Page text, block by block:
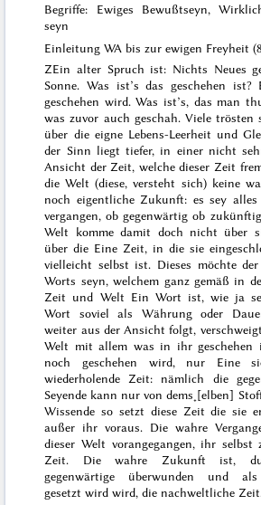
Begriffe: Ewiges Bewußtseyn,
seyn
Einleitung WA bis zur ewigen Freyheit
ZEin alter Spruch ist: Nichts Neues
Sonne. Was ist’s das geschehen ist?
geschehen wird. Was ist’s, das man
was zuvor auch geschah. Viele trösten
über die eigne Lebens-Leerheit und
der Sinn liegt tiefer, in einer nicht
Ansicht der Zeit, welche dieser Zeit
die Welt (diese, versteht sich) keine
noch eigentliche Zukunft: es sey
vergangen, ob gegenwärtig ob
Welt komme damit doch nicht über
über die Eine Zeit, in die sie
vielleicht selbst ist. Dieses möchte
Worts seyn, welchem ganz gemäß in
Zeit und Welt Ein Wort ist, wie ja
Wort soviel als Währung oder
weiter aus der Ansicht folgt,
Welt mit allem was in ihr geschehen
noch geschehen wird, nur Eine
wiederholende Zeit: nämlich die
Seyende kann nur von dems˖[elben]
Wissende so setzt diese Zeit die sie
außer ihr voraus. Die wahre
dieser Welt vorangegangen, ihr selbst
Zeit. Die wahre Zukunft ist,
gegenwärtige überwunden und als
gesetzt wird wird, die nachweltliche Zeit.